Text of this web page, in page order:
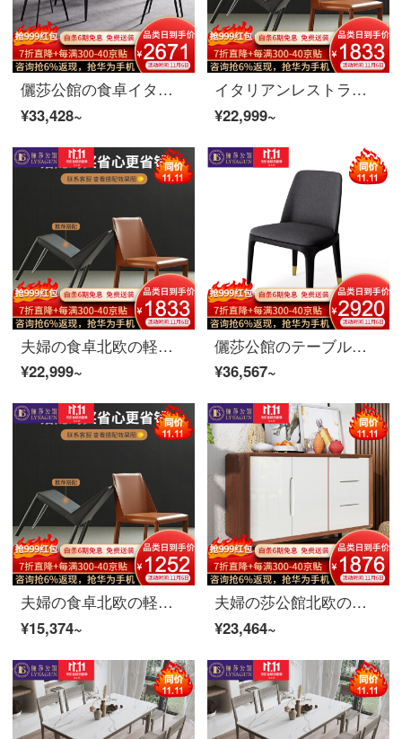
儷莎公館の食卓イタリア式はきわめて簡単で、木の長い食卓の椅子のセットレストラン北欧の軽奢な岩板の伸縮式の食事台の家具1.3 m伸縮食卓の炭素鋼の足+輸入の岩板+三色は選択できます。
¥33,428~
イタリアンレストランの簡単な食事テーブルセットのテーブルの家具CY 13食事椅子*6炭素鋼脚+輸入岩板+3色オプション
¥22,999~
夫婦の食卓北欧の軽い贅沢な実木の長い食卓の椅子の組み合わせのセットレストランのイタリア式のきわめて簡単な伸縮式の食事台の家具CY 13食事の椅子*6炭素鋼の足+輸入の岩板
¥22,999~
儷莎公館のテーブルデザイナ項北欧の軽い贅沢な実木の長方形のテーブルのイタリア式のきわめて簡単な食事台の食事の椅子の組み合わせのレストランの簡単な岩板の食事のテーブルの家具CY 639〓料理の椅子*6炭素鋼の足+輸入の岩板+3色はオプションを選択します。
¥36,567~
夫婦の食卓北欧の軽い贅沢な実木の長い食卓の食事の椅子の組み合わせのセットレストランのイタリア式のきわめて簡単な伸縮の食事台の食事の家具のデザイナーの項CY 13食事の椅子*4炭素鋼の足+輸入の岩板+3色はオプションです。
¥15,374~
夫婦の莎公館北欧の食器棚現代簡単なお茶の食器棚の食器棚のレストランの漆焼きの多機能な収納物のサイドテーブルの家具の食器棚
¥23,464~